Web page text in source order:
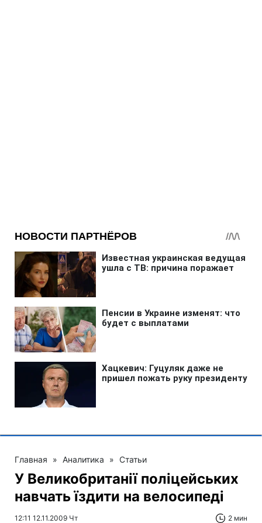
Главная » Аналитика » Статьи
У Великобританії поліцейських
навчать їздити на велосипеді
12:11 12.11.2009 Чт 2 мин